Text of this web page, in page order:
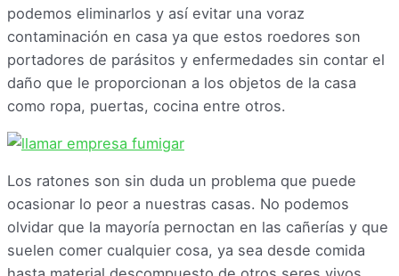
podemos eliminarlos y así evitar una voraz
contaminación en casa ya que estos roedores son
portadores de parásitos y enfermedades sin contar el
daño que le proporcionan a los objetos de la casa
como ropa, puertas, cocina entre otros.
Los ratones son sin duda un problema que puede
ocasionar lo peor a nuestras casas. No podemos
olvidar que la mayoría pernoctan en las cañerías y que
suelen comer cualquier cosa, ya sea desde comida